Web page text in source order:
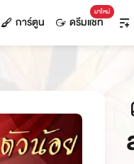
การ์ตูน
มาใหม่
ดรีมแชท